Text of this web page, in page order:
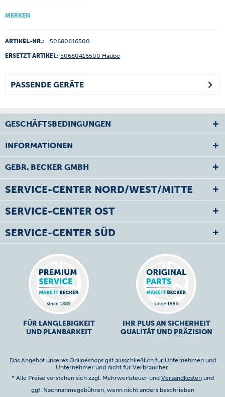
MERKEN
ARTIKEL-NR.: 50680616500
ERSETZT ARTIKEL: 50680416500 Haube
PASSENDE GERÄTE
GESCHÄFTSBEDINGUNGEN
INFORMATIONEN
GEBR. BECKER GMBH
SERVICE-CENTER NORD/WEST/MITTE
SERVICE-CENTER OST
SERVICE-CENTER SÜD
FÜR LANGLEBIGKEIT
UND PLANBARKEIT
IHR PLUS AN SICHERHEIT
QUALITÄT UND PRÄZISION
Das Angebot unseres Onlineshops gilt ausschließlich für Unternehmen und
Unternehmer und nicht für Verbraucher.
* Alle Preise verstehen sich zzgl. Mehrwertsteuer und Versandkostenund
ggf. Nachnahmegebühren, wenn nicht anders beschrieben